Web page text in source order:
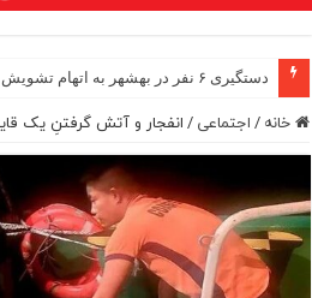
دستگیری ۶ نفر در بهشهر به اتهام تشویش اذهان عمومی
خانه/اجتماعی/انفجار و آتش‌ گرفتنِ یک